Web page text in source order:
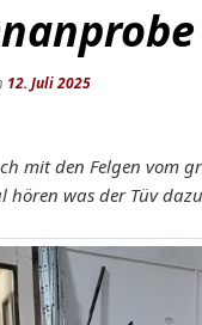
12. Juli 2025
mit den Felgen vom
hören was der Tüv